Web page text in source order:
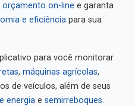
orçamento on-line e garanta
e eficiência para sua
para você monitorar
, máquinas agrícolas,
de veículos, além de seus
energia e semirreboques.